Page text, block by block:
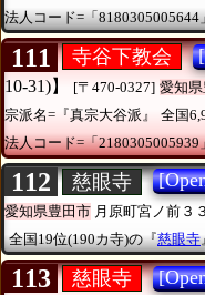
法人コード=「8180305005644
111 寺谷下教会
10-31)】
[〒470-0327] 愛知
宗派名=『真宗大谷派』
全国
法人コード=「2180305005939
112 慈眼寺
愛知県豊田市 月原町宮ノ前３
全国19位(190カ寺)の『慈眼寺
113 慈眼寺